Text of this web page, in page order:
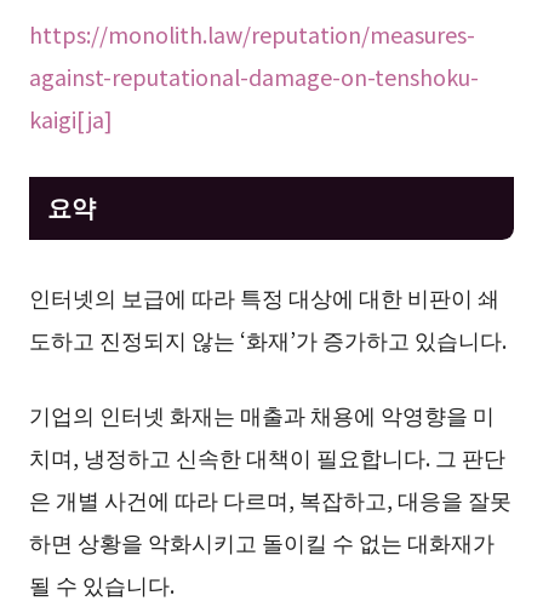
https://monolith.law/reputation/measures-
against-reputational-damage-on-tenshoku-
kaigi[ja]
요약
인터넷의 보급에 따라 특정 대상에 대한 비판이 쇄
도하고 진정되지 않는 ‘화재’가 증가하고 있습니다.
기업의 인터넷 화재는 매출과 채용에 악영향을 미
치며, 냉정하고 신속한 대책이 필요합니다. 그 판단
은 개별 사건에 따라 다르며, 복잡하고, 대응을 잘못
하면 상황을 악화시키고 돌이킬 수 없는 대화재가
될 수 있습니다.